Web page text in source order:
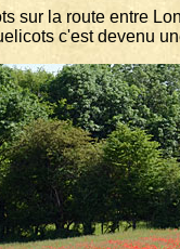
sur la route entre
c'est devenu